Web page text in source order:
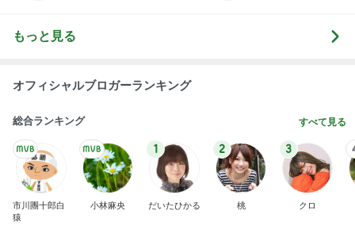
もっと見る
オフィシャルブロガーランキング
総合ランキング すべて見る
市川團十郎白
猿
小林麻央
1
だいたひかる
2
桃
3
クロ